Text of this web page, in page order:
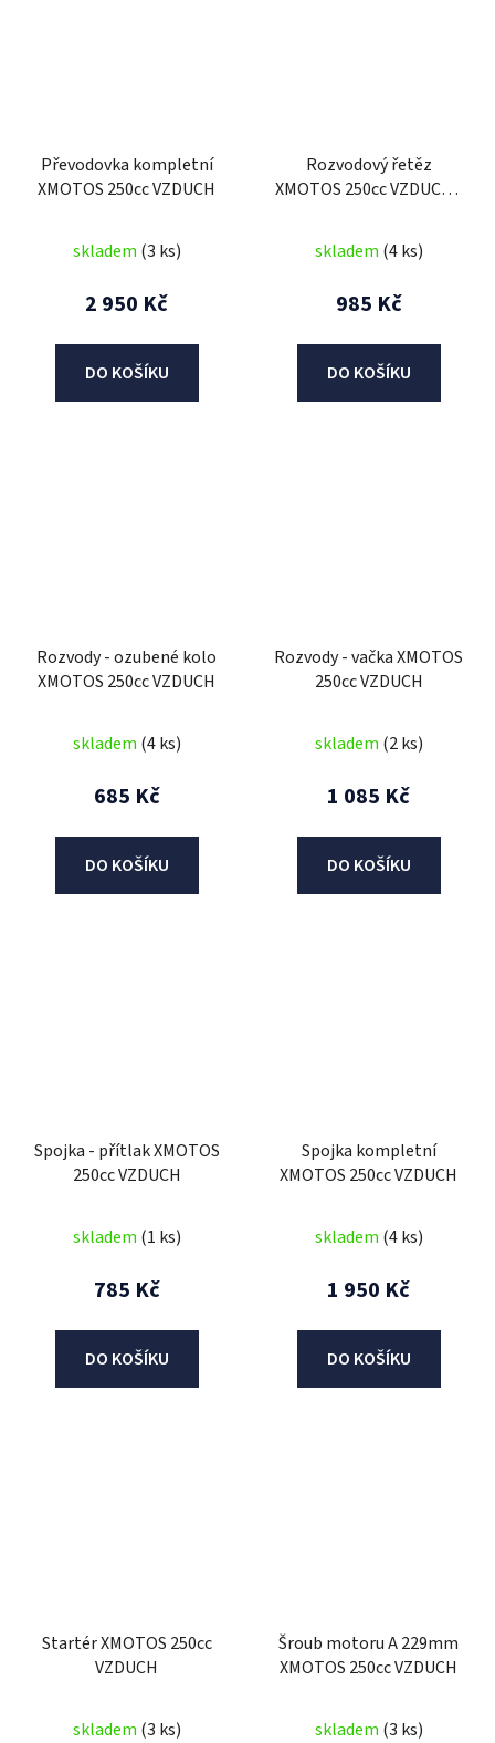
Převodovka kompletní
XMOTOS 250cc VZDUCH
skladem (3 ks)
2 950 Kč
DO KOŠÍKU
Rozvodový řetěz
XMOTOS 250cc VZDUCH -
skladem (4 ks)
985 Kč
DO KOŠÍKU
Rozvody - ozubené kolo
XMOTOS 250cc VZDUCH
skladem (4 ks)
685 Kč
DO KOŠÍKU
Rozvody - vačka XMOTOS
250cc VZDUCH
skladem (2 ks)
1 085 Kč
DO KOŠÍKU
Spojka - přítlak XMOTOS
250cc VZDUCH
skladem (1 ks)
785 Kč
DO KOŠÍKU
Spojka kompletní
XMOTOS 250cc VZDUCH
skladem (4 ks)
1 950 Kč
DO KOŠÍKU
Startér XMOTOS 250cc
VZDUCH
skladem (3 ks)
Šroub motoru A 229mm
XMOTOS 250cc VZDUCH
skladem (3 ks)